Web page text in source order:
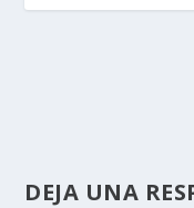
DEJA UNA